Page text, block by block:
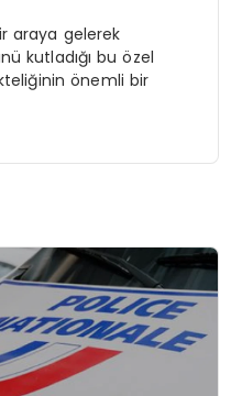
araya gelerek
kutladığı bu özel
önemli bir